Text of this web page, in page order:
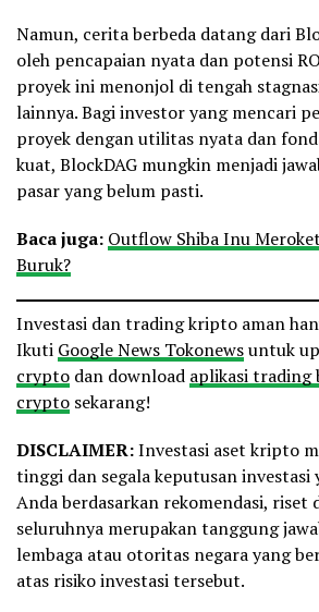
Namun, cerita berbeda datang dari
oleh pencapaian nyata dan potensi
proyek ini menonjol di tengah
lainnya. Bagi investor yang mencari
proyek dengan utilitas nyata dan
kuat, BlockDAG mungkin menjadi
pasar yang belum pasti.
Baca juga: Outflow Shiba Inu
Buruk?
Investasi dan trading kripto aman
Ikuti Google News Tokonewsuntuk
crypto dan download aplikasi
crypto sekarang!
DISCLAIMER:Investasi aset kripto
tinggi dan segala keputusan investasi
Anda berdasarkan rekomendasi, riset
seluruhnya merupakan tanggung
lembaga atau otoritas negara yang
atas risiko investasi tersebut.